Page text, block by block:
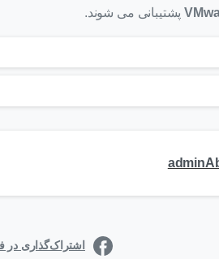
پشتیبانی می شوند.
اشتراک‌گذاری در